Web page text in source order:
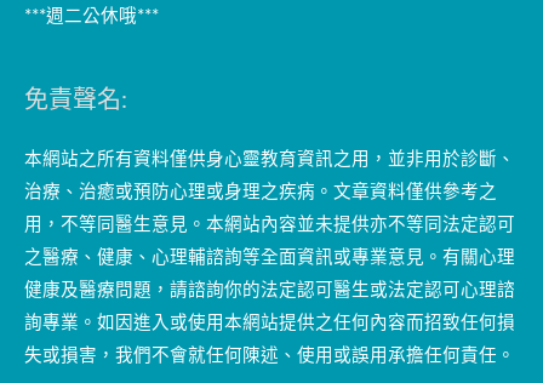
***週二公休哦***
免責聲名:
本網站之所有資料僅供身心靈教育資訊之用，並非用於診斷、
治療、治癒或預防心理或身理之疾病。文章資料僅供參考之
用，不等同醫生意見。本網站內容並未提供亦不等同法定認可
之醫療、健康、心理輔諮詢等全面資訊或專業意見。有關心理
健康及醫療問題，請諮詢你的法定認可醫生或法定認可心理諮
詢專業。如因進入或使用本網站提供之任何內容而招致任何損
失或損害，我們不會就任何陳述、使用或誤用承擔任何責任。